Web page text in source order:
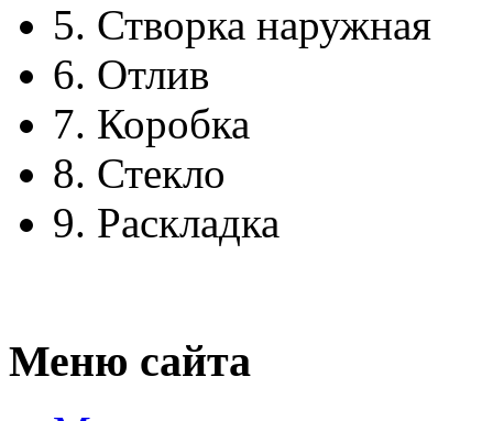
5. Створка наружная
6. Отлив
7. Коробка
8. Стекло
9. Раскладка
Меню сайта